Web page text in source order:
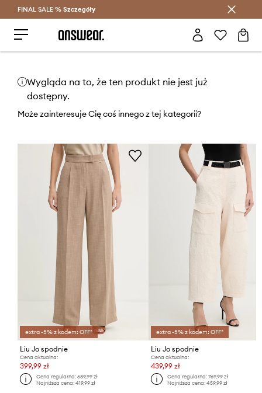
Oszczędzaj z Answear Club >
FINAL SALE % Szczegóły
Wygląda na to, że ten produkt nie jest już
dostępny.
Może zainteresuje Cię coś innego z tej kategorii?
extra -5% z kodem: OFF*
Liu Jo spodnie
Cena aktualna:
399,99 zł
Cena regularna:689,99 zł
Najniższa cena:419,99 zł
extra -5% z kodem: OFF*
Liu Jo spodnie
Cena aktualna:
439,99 zł
Cena regularna: 769,99 zł
Najniższa cena: 459,99 zł